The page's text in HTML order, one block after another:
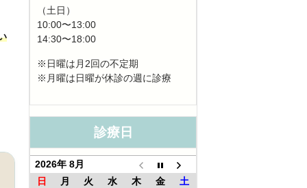
（土日）
10:00〜13:00
14:30〜18:00
※日曜は月2回の不定期
※月曜は日曜が休診の週に診療
診療日
2026年 8月
日
月 火 水 木 金
土